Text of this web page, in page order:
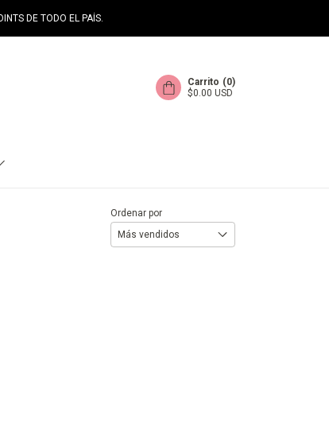
DE TODO EL PAÍS.
Carrito (0)
$0.00 USD
Ordenar por